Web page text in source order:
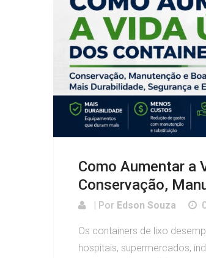
Como Aumentar a
Conservação,
| Por Edson Souza
Os containers de lixo
hospitais, supermercados,